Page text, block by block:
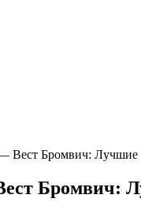
Вест Бромвич:
Бромвич: